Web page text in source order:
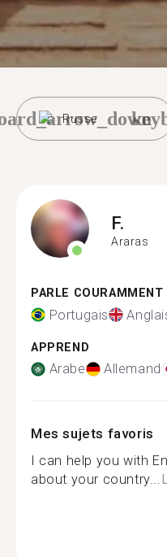
Russe
F.
Araras
PARLE COURAMMENT
Portugais
APPREND
Arabe Allemand
Mes sujets favoris
I can help you with
about your country...